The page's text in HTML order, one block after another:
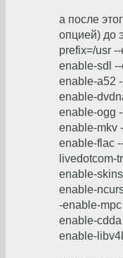
а после
опцией) до
prefix=/usr
enable-sdl
enable-a52
enable-
enable-ogg
enable-mkv
enable-flac
livedotcom-
enable-
enable-
-enable-
enable-
enable-